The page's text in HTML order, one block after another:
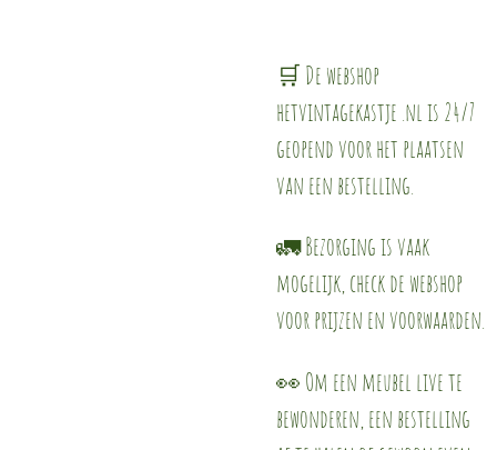
🛒 De webshop
hetvintagekastje .nl is 24/7
geopend voor het plaatsen
van een bestelling.
🚛 Bezorging is vaak
mogelijk, check de webshop
voor prijzen en voorwaarden.
👀 Om een meubel live te
bewonderen, een bestelling